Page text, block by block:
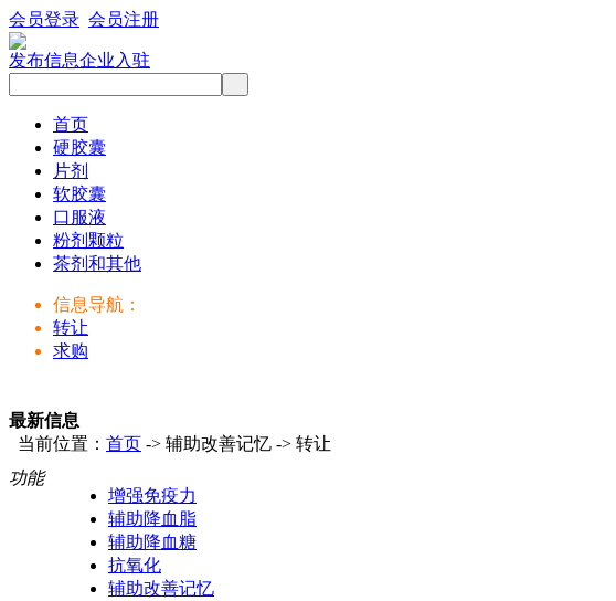
会员登录 会员注册
发布信息企业入驻
首页
硬胶囊
片剂
软胶囊
口服液
粉剂颗粒
茶剂和其他
信息导航：
转让
求购
最新信息
当前位置： 首页 -> 辅助改善记忆 -> 转让
功能
增强免疫力
辅助降血脂
辅助降血糖
抗氧化
辅助改善记忆